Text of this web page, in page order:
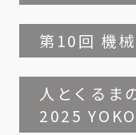
第10回 機
人とくるま
2025